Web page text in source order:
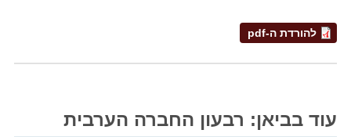
להורדת ה-pdf
עוד בביאן: רבעון החברה הערבית